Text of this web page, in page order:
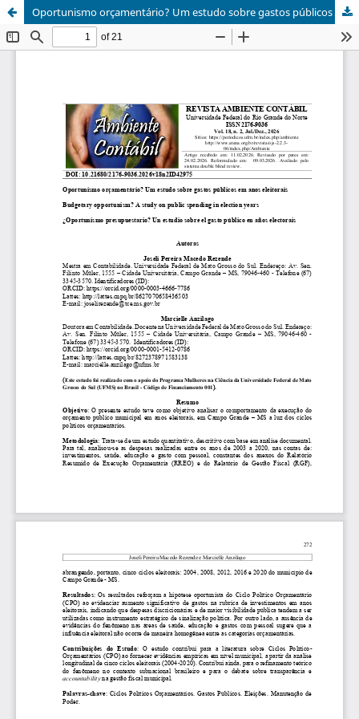
Oportunismo orçamentário? Um estudo sobre gastos públicos em anos eleitorais